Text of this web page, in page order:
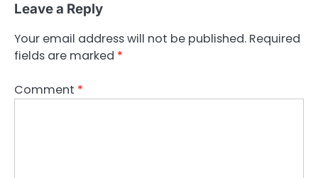
Leave a Reply
Your email address will not be published. Required
fields are marked *
Comment *